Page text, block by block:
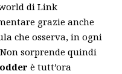
di Link
grazie anche
che osserva, in ogni
sorprende quindi
è tutt’ora